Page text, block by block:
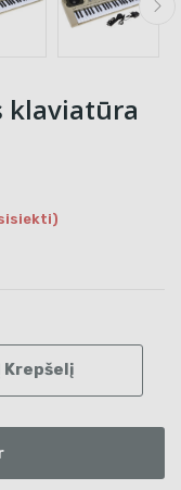
klaviatūra
Krepšelį